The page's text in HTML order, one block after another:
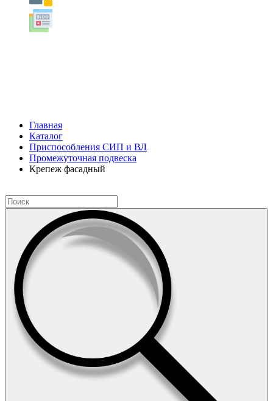
Главная
Каталог
Приспособления СИП и ВЛ
Промежуточная подвеска
Крепеж фасадный